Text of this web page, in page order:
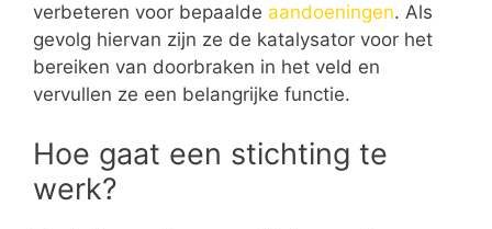
verbeteren voor bepaalde aandoeningen. Als
gevolg hiervan zijn ze de katalysator voor het
bereiken van doorbraken in het veld en
vervullen ze een belangrijke functie.
Hoe gaat een stichting te
werk?